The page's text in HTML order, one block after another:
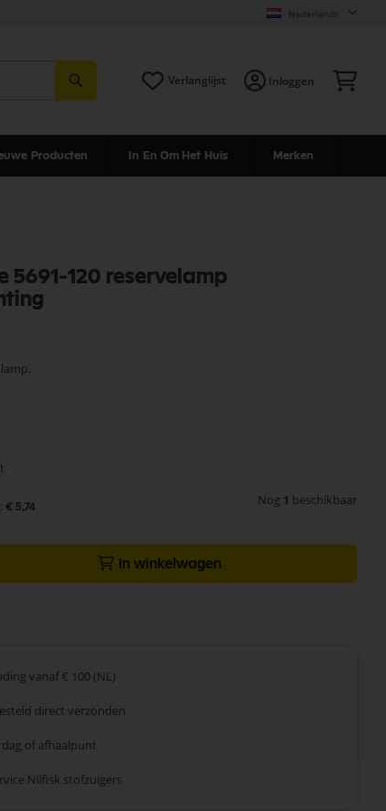
Nederlands
Verlanglijst Inloggen
Producten In En Om Het Huis Merken
5691-120 reservelamp
€ 5,74 Nog 1 beschikbaar
In winkelwagen
vanaf € 100 (NL)
direct verzonden
of afhaalpunt
Nilfisk stofzuigers